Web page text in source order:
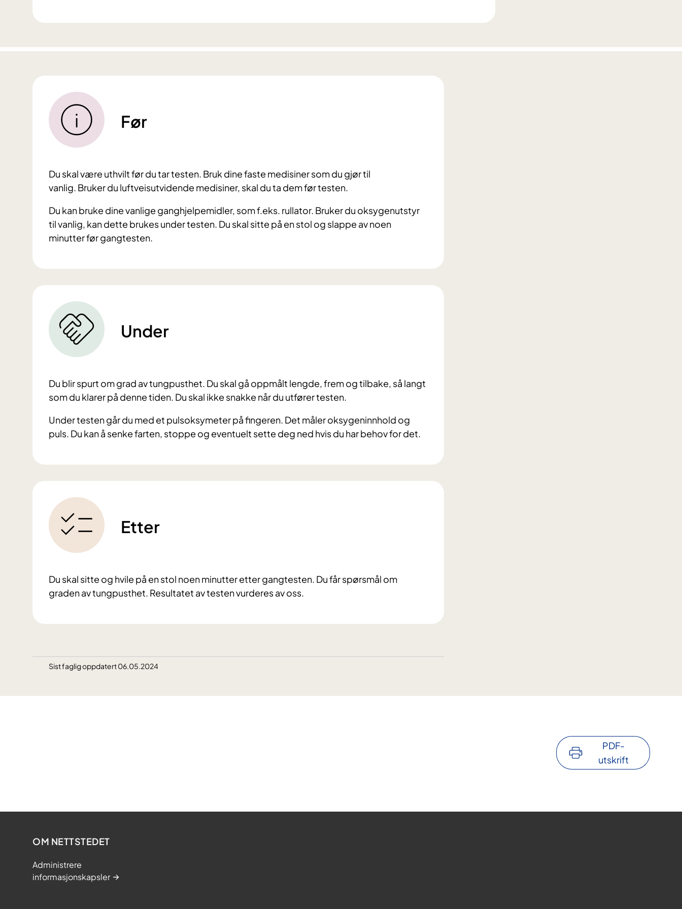
Før
Du skal være uthvilt før du tar testen. Bruk dine faste medisiner som du gjør til
vanlig. Bruker du luftveisutvidende medisiner, skal du ta dem før testen.
Du kan bruke dine vanlige ganghjelpemidler, som f.eks. rullator. Bruker du oksygenutstyr
til vanlig, kan dette brukes under testen. Du skal sitte på en stol og slappe av noen
minutter før gangtesten.
Under
Du blir spurt om grad av tungpusthet. Du skal gå oppmålt lengde, frem og tilbake, så langt
som du klarer på denne tiden. Du skal ikke snakke når du utfører testen.
Under testen går du med et pulsoksymeter på fingeren. Det måler oksygeninnhold og
puls. Du kan å senke farten, stoppe og eventuelt sette deg ned hvis du har behov for det.
Etter
Du skal sitte og hvile på en stol noen minutter etter gangtesten. Du får spørsmål om
graden av tungpusthet. Resultatet av testen vurderes av oss.
Sist faglig oppdatert 06.05.2024
PDF-
utskrift
OM NETTSTEDET
Administrere
informasjonskapsler